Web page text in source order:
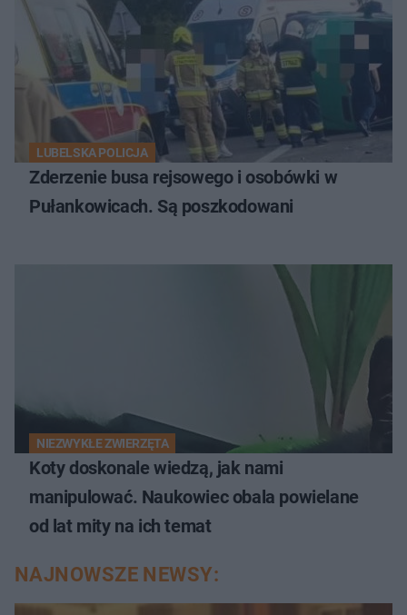
LUBELSKA POLICJA
Zderzenie busa rejsowego i osobówki w
Pułankowicach. Są poszkodowani
NIEZWYKŁE ZWIERZĘTA
Koty doskonale wiedzą, jak nami
manipulować. Naukowiec obala powielane
od lat mity na ich temat
NAJNOWSZE NEWSY: